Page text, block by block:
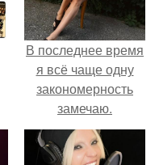
В последнее время
я всё чаще одну
закономерность
замечаю.